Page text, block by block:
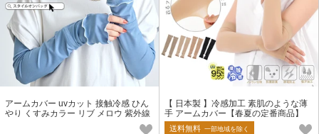
アームカバー uvカット 接触冷感 ひん
やり くすみカラー リブ メロウ 紫外線
【 日本製 】冷感加工 素肌のような薄
手 アームカバー【春夏の定番商品】
送料無料 一部地域を除く